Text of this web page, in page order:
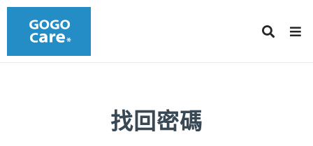
找回密碼